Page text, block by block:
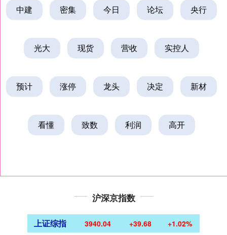
中建 密集 今日 论坛 央行
光大 现货 营收 实控人
预计 涨停 龙头 决定 新材
看懂 致数 利润 高开
沪深京指数
上证综指 3940.04 +39.68 +1.02%